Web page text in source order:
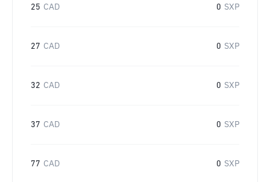
25 CAD 0 SXP
27 CAD 0 SXP
32 CAD 0 SXP
37 CAD 0 SXP
77 CAD 0 SXP